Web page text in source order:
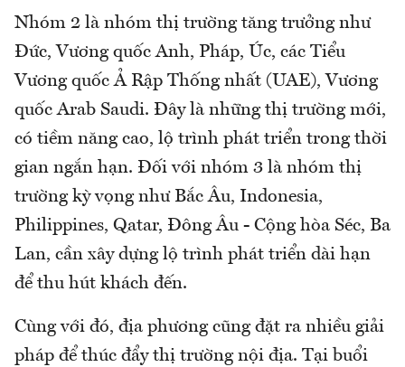
Nhóm 2 là nhóm thị trường tăng trưởng như
Đức, Vương quốc Anh, Pháp, Úc, các Tiểu
Vương quốc Ả Rập Thống nhất (UAE), Vương
quốc Arab Saudi. Đây là những thị trường mới,
có tiềm năng cao, lộ trình phát triển trong thời
gian ngắn hạn. Đối với nhóm 3 là nhóm thị
trường kỳ vọng như Bắc Âu, Indonesia,
Philippines, Qatar, Đông Âu - Cộng hòa Séc, Ba
Lan, cần xây dựng lộ trình phát triển dài hạn
để thu hút khách đến.
Cùng với đó, địa phương cũng đặt ra nhiều giải
pháp để thúc đẩy thị trường nội địa. Tại buổi